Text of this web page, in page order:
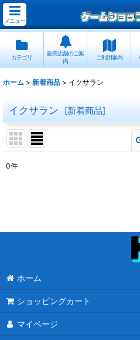
メニュー
カテゴリ
販売店舗のご案
内
ご利用案内
ホーム > 新着商品 > イクサラン
イクサラン [新着商品]
絞り込
0件
ホーム
ショッピングカート
マイページ